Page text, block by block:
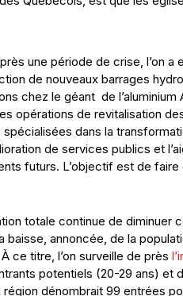
une période de crise, l’on
de nouveaux barrages
chez le géant de
opérations de revitalisation
dans la
de services publics et
futurs. L’objectif est de
totale continue de diminuer
baisse, annoncée, de la
ce titre, l’on surveille de près
potentiels (20-29 ans)
région dénombrait 99 entrées